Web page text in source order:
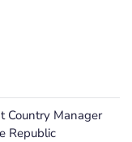
Benoemingen nieuws
Country Manager
Republic